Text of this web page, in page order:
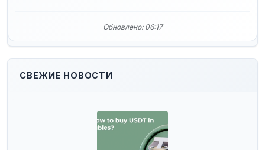
Обновлено: 06:17
СВЕЖИЕ НОВОСТИ